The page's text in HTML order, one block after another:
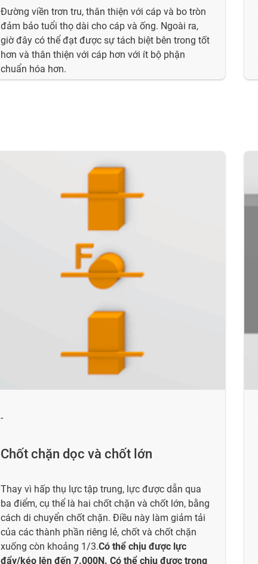
Đường viền trơn tru, thân thiện với cáp và bo tròn
đảm bảo tuổi thọ dài cho cáp và ống. Ngoài ra,
giờ đây có thể đạt được sự tách biệt bên trong tốt
hơn và thân thiện với cáp hơn với ít bộ phận
chuẩn hóa hơn.
-
Chốt chặn dọc và chốt lớn
Thay vì hấp thụ lực tập trung, lực được dẫn qua
ba điểm, cụ thể là hai chốt chặn và chốt lớn, bằng
cách di chuyển chốt chặn. Điều này làm giảm tải
của các thành phần riêng lẻ, chốt và chốt chặn
xuống còn khoảng 1/3.Có thể chịu được lực
đẩy/kéo lên đến 7.000N. Có thể chịu được trọng